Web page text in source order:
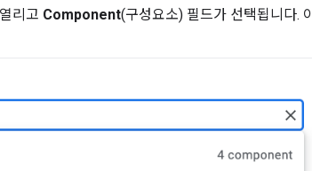
리고 Component(구성요소) 필드가 선택됩니다. 이